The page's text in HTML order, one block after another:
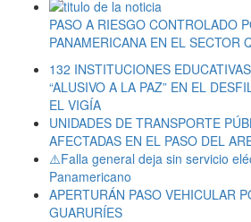
PASO A RIESGO CONTROLADO
PANAMERICANA EN EL SECTOR
132 INSTITUCIONES
“ALUSIVO A LA PAZ” EN EL
EL VIGÍA
UNIDADES DE TRANSPORTE
AFECTADAS EN EL PASO DEL
⚠️Falla general deja sin servicio
Panamericano
APERTURÁN PASO VEHICULAR
GUARURÍES